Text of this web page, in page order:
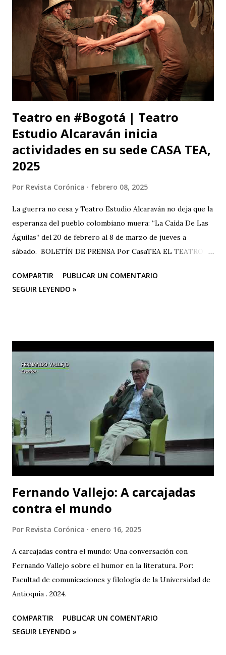
Teatro en #Bogotá | Teatro
Estudio Alcaraván inicia
actividades en su sede CASA TEA,
2025
Por Revista Corónica febrero 08, 2025
La guerra no cesa y Teatro Estudio Alcaraván no deja que la
esperanza del pueblo colombiano muera: “La Caída De Las
Águilas” del 20 de febrero al 8 de marzo de jueves a
sábado. BOLETÍN DE PRENSA Por CasaTEA EL TEATRO
Alcaraván inicia actividades en su sede CASA TEA con un
homenaje muy especial que se hará en conmemoración de
de jueves a sábado. Los integrantes del grupo Teatro
Estudio Alcaraván sienten la necesidad de seguir en la lucha
contra el olvido con la obra teatral “La Caída De Las
Águilas”, una historia que a través del arte contribuye a la
memoria histórica como acción restaurativa y emblemática
de un país donde la guerra se permea las veces que sea
“necesarias” a mano de los actores del conflicto armado. El
teatro se erige como un lugar para reflexionar sobre lo...
COMPARTIR
PUBLICAR UN COMENTARIO
SEGUIR LEYENDO »
Fernando Vallejo: A carcajadas
contra el mundo
Por Revista Corónica enero 16, 2025
A carcajadas contra el mundo: Una conversación con
Fernando Vallejo sobre el humor en la literatura. Por:
Facultad de comunicaciones y filología de la Universidad de
Antioquia . 2024.
COMPARTIR
PUBLICAR UN COMENTARIO
SEGUIR LEYENDO »